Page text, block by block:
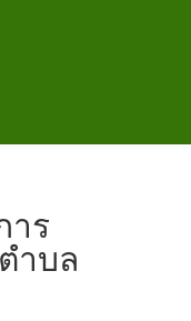
าร
ำบล